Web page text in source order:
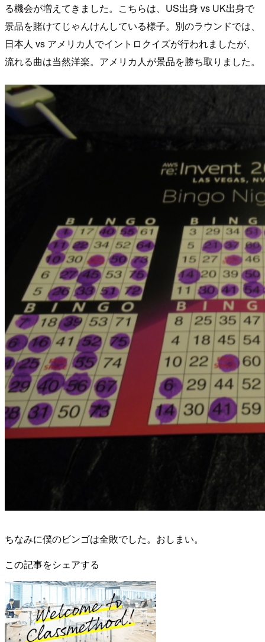
る機会が増えてきました。こちらは、US出身 vs UK出身で
景品を賭けてじゃんけんしている様子。別のラウンドでは、
日本人 vs アメリカ人でイントロクイズが行われましたが、
流れる曲は当然洋楽。アメリカ人が景品を勝ち取りました。
ちなみに僕のビンゴは全敗でした。おしまい。
この記事をシェアする